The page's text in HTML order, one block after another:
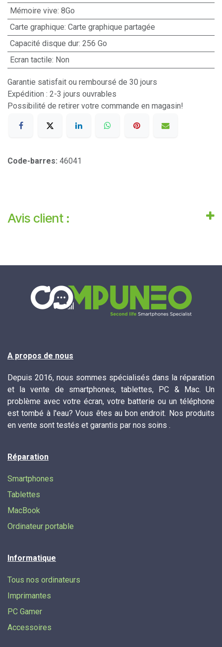
Mémoire vive: 8Go
Carte graphique: Carte graphique partagée
Capacité disque dur: 256 Go
Ecran tactile: Non
Garantie satisfait ou remboursé de 30 jours
Expédition : 2-3 jours ouvrables
Possibilité de retirer votre commande en magasin!
Code-barres: 46041
Avis client :
A propos de nous
Depuis 2016, nous sommes spécialisés dans la réparation
et la vente de smartphones, tablettes, PC & Mac. Un
problème avec votre écran, votre batterie ou un téléphone
est tombé à l'eau? Vous êtes au bon endroit. Nos produits
en vente sont testés et garantis par nos soins .
Réparation
Smartphones
Tablettes
MacBook
Ordinateur portable
Informatique
Tous nos ordinateurs
Imprimantes
PC Gamer
Accessoires